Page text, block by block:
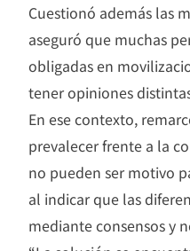
Cuestionó además las
aseguró que muchas
obligadas en
tener opiniones
En ese contexto,
prevalecer frente a la
no pueden ser motivo
al indicar que las
mediante consensos y